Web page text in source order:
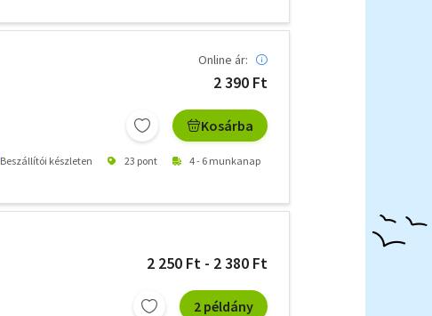
Online ár:
2 390 Ft
Kosárba
Beszállítói készleten 23 pont 4 - 6 munkanap
2 250 Ft - 2 380 Ft
2 példány